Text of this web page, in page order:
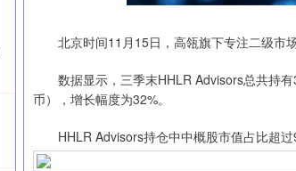
北京时间11月15日，高瓴旗下专注二级市场
数据显示，三季末HHLR Advisors总共持有
币），增长幅度为32%。
HHLR Advisors持仓中中概股市值占比超过